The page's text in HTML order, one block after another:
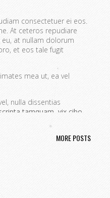
consectetuer ei eos.
At ceteros repudiare
at nullam dolorum
et eos tale fugit
mea ut, ea vel
nulla dissentias
tamquam, vix cibo
te.
MORE POSTS